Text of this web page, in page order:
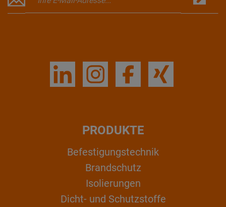
PRODUKTE
Befestigungstechnik
Brandschutz
Isolierungen
Dicht- und Schutzstoffe